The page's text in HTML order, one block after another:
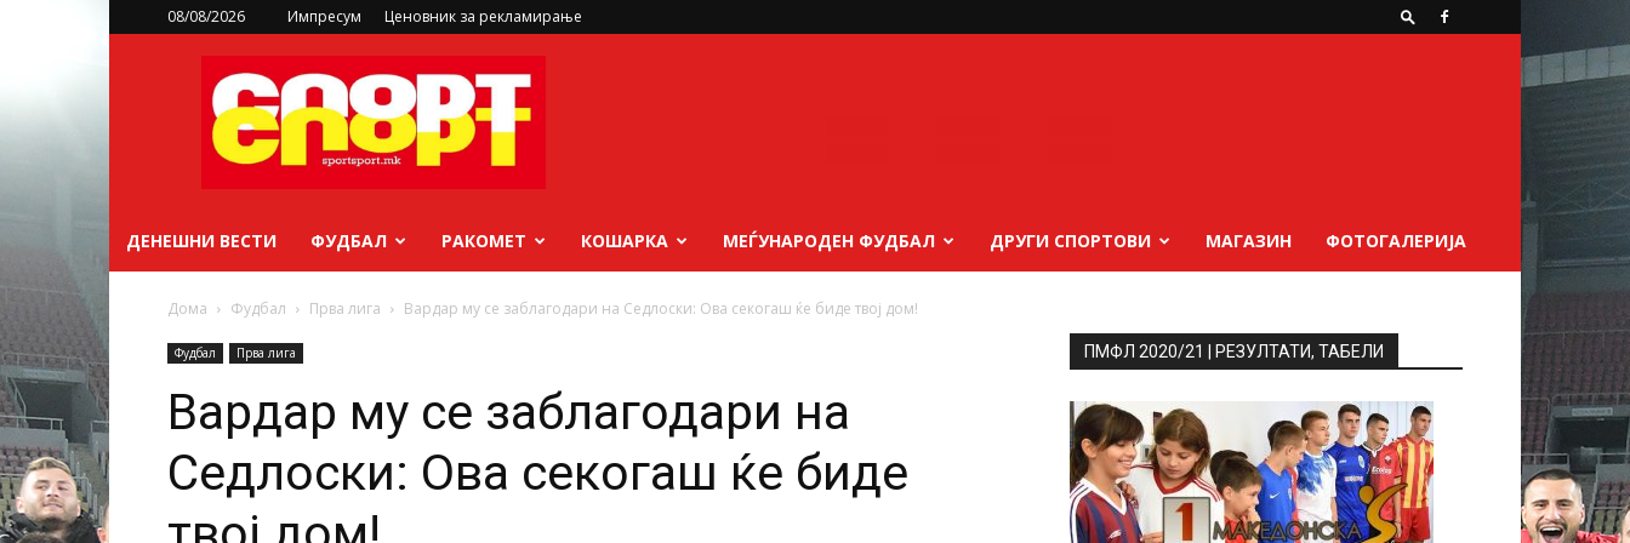
08/08/2026 Импресум Ценовник за рекламирање
sportsport.mk
ДЕНЕШНИ ВЕСТИ ФУДБАЛ РАКОМЕТ КОШАРКА МЕЃУНАРОДЕН ФУДБАЛ ДРУГИ СПОРТОВИ МАГАЗИН ФОТОГАЛЕРИЈА
Дома Фудбал Прва лига Вардар му се заблагодари на Седлоски: Ова секогаш ќе биде твој дом!
Фудбал Прва лига
Вардар му се заблагодари на
Седлоски: Ова секогаш ќе биде
ПМФЛ 2020/21 | РЕЗУЛТАТИ, ТАБЕЛИ